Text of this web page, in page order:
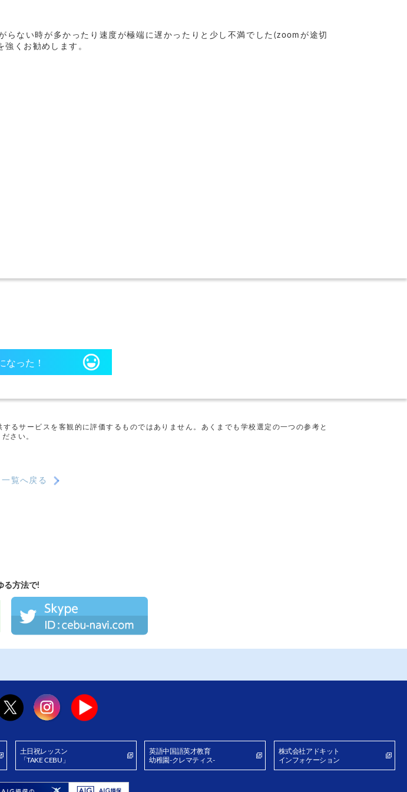
ない時が多かったり速度が極端に遅かったりと少し不満でした(zoomが途切
くお勧めします。
なった！
るサービスを客観的に評価するものではありません。あくまでも学校選定の一つの参考と
さい。
一覧へ戻る
る方法で!
土日祝レッスン
「TAKE CEBU」
英語中国語英才教育
幼稚園-クレマティス-
株式会社アドキット
インフォケーション